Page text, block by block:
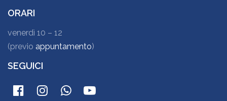
ORARI
venerdì 10 – 12
(previo appuntamento)
SEGUICI